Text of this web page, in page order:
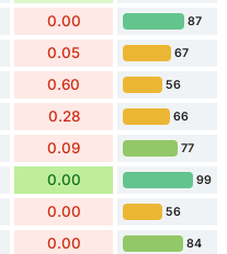
0.00 87
0.05 67
0.60 56
0.28 66
0.09 77
0.00 99
0.00 56
0.00 84